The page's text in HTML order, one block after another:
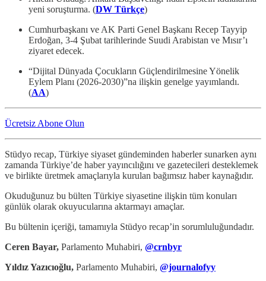
yeni soruşturma. (DW Türkçe)
Cumhurbaşkanı ve AK Parti Genel Başkanı Recep Tayyip
Erdoğan, 3-4 Şubat tarihlerinde Suudi Arabistan ve Mısır’ı
ziyaret edecek.
“Dijital Dünyada Çocukların Güçlendirilmesine Yönelik
Eylem Planı (2026-2030)”na ilişkin genelge yayımlandı.
(AA)
Ücretsiz Abone Olun
Stüdyo recap, Türkiye siyaset gündeminden haberler sunarken aynı
zamanda Türkiye’de haber yayıncılığını ve gazetecileri desteklemek
ve birlikte üretmek amaçlarıyla kurulan bağımsız haber kaynağıdır.
Okuduğunuz bu bülten Türkiye siyasetine ilişkin tüm konuları
günlük olarak okuyucularına aktarmayı amaçlar.
Bu bültenin içeriği, tamamıyla Stüdyo recap’in sorumluluğundadır.
Ceren Bayar, Parlamento Muhabiri, @crnbyr
Yıldız Yazıcıoğlu, Parlamento Muhabiri, @journalofyy